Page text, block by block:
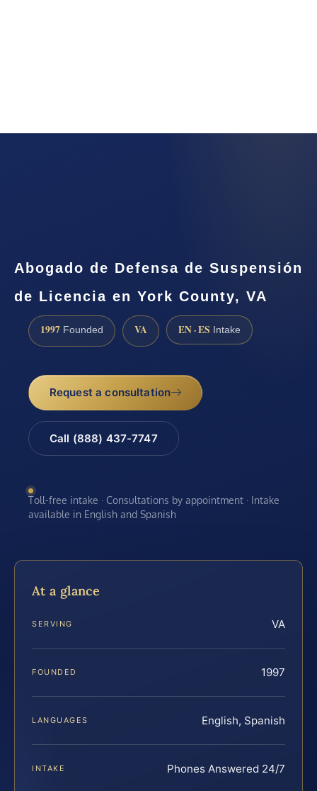
Abogado de Defensa de Suspensión
de Licencia en York County, VA
1997 Founded VA EN · ES Intake
Request a consultation
Call (888) 437-7747
Toll-free intake · Consultations by appointment · Intake
available in English and Spanish
At a glance
SERVING VA
FOUNDED 1997
LANGUAGES English, Spanish
INTAKE Phones Answered 24/7